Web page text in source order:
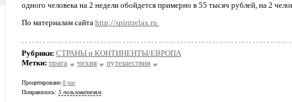
одного человека на 2 недели обойдется примерно в 55 тысяч рублей, на 2
По материалам сайта http://spiritrelax.ru.
Рубрики: СТРАНЫ и КОНТИНЕНТЫ/ЕВРОПА
Метки: прага чехия путешествия
Процитировано 8 раз
Понравилось: 5 пользователям